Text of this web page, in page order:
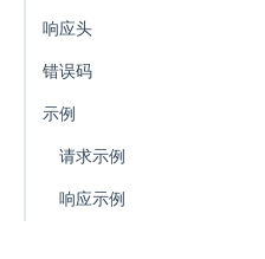
响应头
错误码
示例
请求示例
响应示例